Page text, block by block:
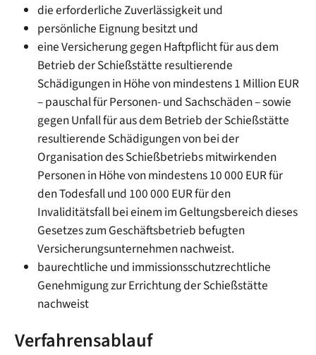
die erforderliche Zuverlässigkeit und
persönliche Eignung besitzt und
eine Versicherung gegen Haftpflicht für aus dem
Betrieb der Schießstätte resultierende
Schädigungen in Höhe von mindestens 1 Million EUR
– pauschal für Personen- und Sachschäden – sowie
gegen Unfall für aus dem Betrieb der Schießstätte
resultierende Schädigungen von bei der
Organisation des Schießbetriebs mitwirkenden
Personen in Höhe von mindestens 10 000 EUR für
den Todesfall und 100 000 EUR für den
Invaliditätsfall bei einem im Geltungsbereich dieses
Gesetzes zum Geschäftsbetrieb befugten
Versicherungsunternehmen nachweist.
baurechtliche und immissionsschutzrechtliche
Genehmigung zur Errichtung der Schießstätte
nachweist
Verfahrensablauf